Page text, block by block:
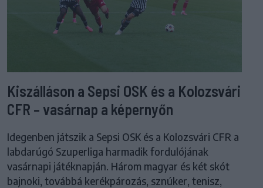
Kiszálláson a Sepsi OSK és a Kolozsvári
CFR – vasárnap a képernyőn
Idegenben játszik a Sepsi OSK és a Kolozsvári CFR a
labdarúgó Szuperliga harmadik fordulójának
vasárnapi játéknapján. Három magyar és két skót
bajnoki, továbbá kerékpározás, sznúker, tenisz,